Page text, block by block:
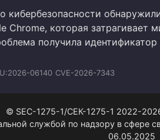
кибербезопасности
Chrome, которая затрагивает
получила
06140 CVE-2026-7343
© SEC-1275-1/СЕК-1275-1 2022-
службой по надзору в сфере
06.05.2025